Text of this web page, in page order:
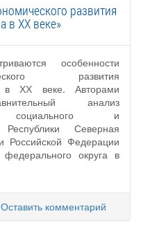
развития
в ХХ веке»
особенности
развития
в ХХ веке. Авторами
анализ
социального и
Республики Северная
Российской Федерации
округа в
Оставить комментарий